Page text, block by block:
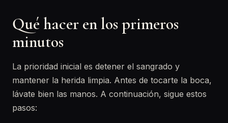
Qué hacer en los primeros
minutos
La prioridad inicial es detener el sangrado y
mantener la herida limpia. Antes de tocarte la boca,
lávate bien las manos. A continuación, sigue estos
pasos: